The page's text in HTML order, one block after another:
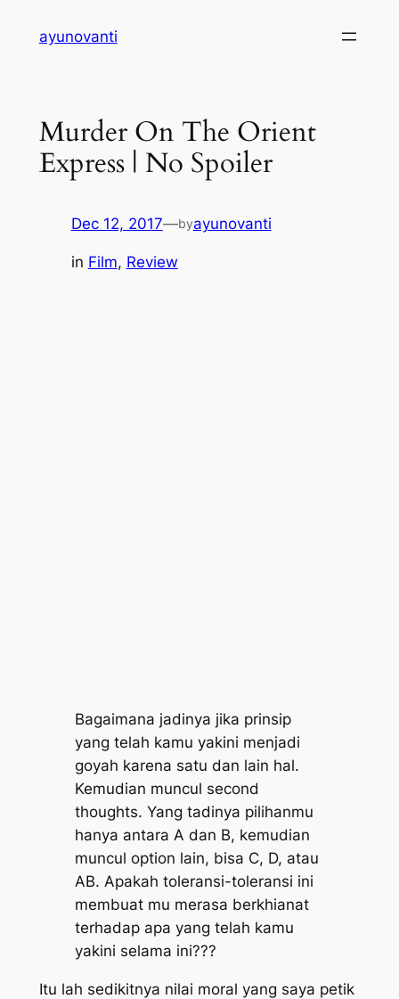
ayunovanti
Murder On The Orient
Express | No Spoiler
Dec 12, 2017—byayunovanti
in Film, Review
Bagaimana jadinya jika prinsip
yang telah kamu yakini menjadi
goyah karena satu dan lain hal.
Kemudian muncul second
thoughts. Yang tadinya pilihanmu
hanya antara A dan B, kemudian
muncul option lain, bisa C, D, atau
AB. Apakah toleransi-toleransi ini
membuat mu merasa berkhianat
terhadap apa yang telah kamu
yakini selama ini???
Itu lah sedikitnya nilai moral yang saya petik